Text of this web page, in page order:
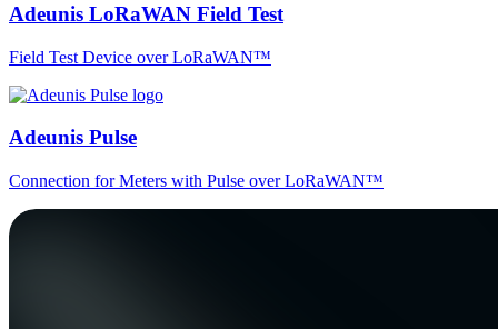
Adeunis LoRaWAN Field Test
Field Test Device over LoRaWAN™
Adeunis Pulse
Connection for Meters with Pulse over LoRaWAN™